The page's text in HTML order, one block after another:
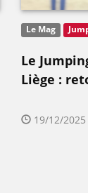
Le Mag
Le
Liège :
19/12/2025